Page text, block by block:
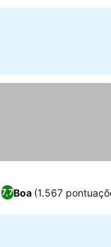
7,7Boa (1.567